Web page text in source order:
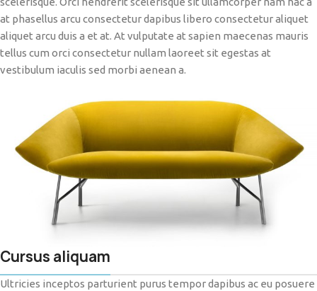
at phasellus arcu consectetur dapibus libero consectetur aliquet
aliquet arcu duis a et at. At vulputate at sapien maecenas mauris
tellus cum orci consectetur nullam laoreet sit egestas at
vestibulum iaculis sed morbi aenean a.
Cursus aliquam
Ultricies inceptos parturient purus tempor dapibus ac eu posuere